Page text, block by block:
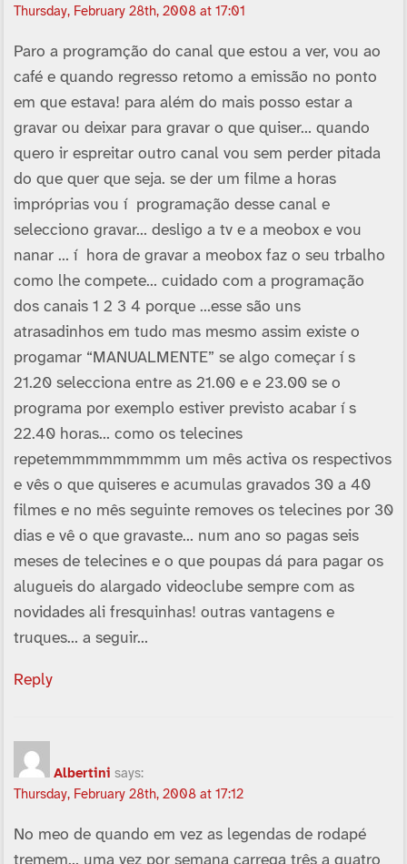
Thursday, February 28th, 2008 at 17:01
Paro a programção do canal que estou a ver, vou ao
café e quando regresso retomo a emissão no ponto
em que estava! para além do mais posso estar a
gravar ou deixar para gravar o que quiser… quando
quero ir espreitar outro canal vou sem perder pitada
do que quer que seja. se der um filme a horas
impróprias vou í programação desse canal e
selecciono gravar… desligo a tv e a meobox e vou
nanar … í hora de gravar a meobox faz o seu trbalho
como lhe compete… cuidado com a programação
dos canais 1 2 3 4 porque …esse são uns
atrasadinhos em tudo mas mesmo assim existe o
progamar “MANUALMENTE” se algo começar í s
21.20 selecciona entre as 21.00 e e 23.00 se o
programa por exemplo estiver previsto acabar í s
22.40 horas… como os telecines
repetemmmmmmmmm um mês activa os respectivos
e vês o que quiseres e acumulas gravados 30 a 40
filmes e no mês seguinte removes os telecines por 30
dias e vê o que gravaste… num ano so pagas seis
meses de telecines e o que poupas dá para pagar os
alugueis do alargado videoclube sempre com as
novidades ali fresquinhas! outras vantagens e
truques… a seguir…
Reply
Albertini says:
Thursday, February 28th, 2008 at 17:12
No meo de quando em vez as legendas de rodapé
tremem… uma vez por semana carrega três a quatro